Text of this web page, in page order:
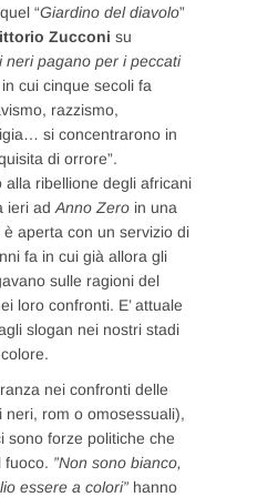
“Giardino del diavolo”
Zucconi su
neri pagano per i peccati
cui cinque secoli fa
razzismo,
si concentrarono in
di orrore”.
alla ribellione degli africani
ieri ad Anno Zero in una
aperta con un servizio di
fa in cui già allora gli
sulle ragioni del
loro confronti. E’ attuale
slogan nei nostri stadi
nei confronti delle
neri, rom o omosessuali),
sono forze politiche che
fuoco. ”Non sono bianco,
essere a colori” hanno